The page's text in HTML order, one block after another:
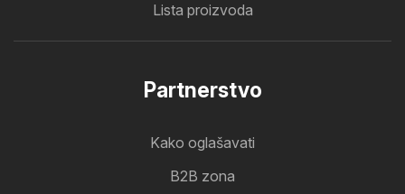
Lista proizvoda
Partnerstvo
Kako oglašavati
B2B zona